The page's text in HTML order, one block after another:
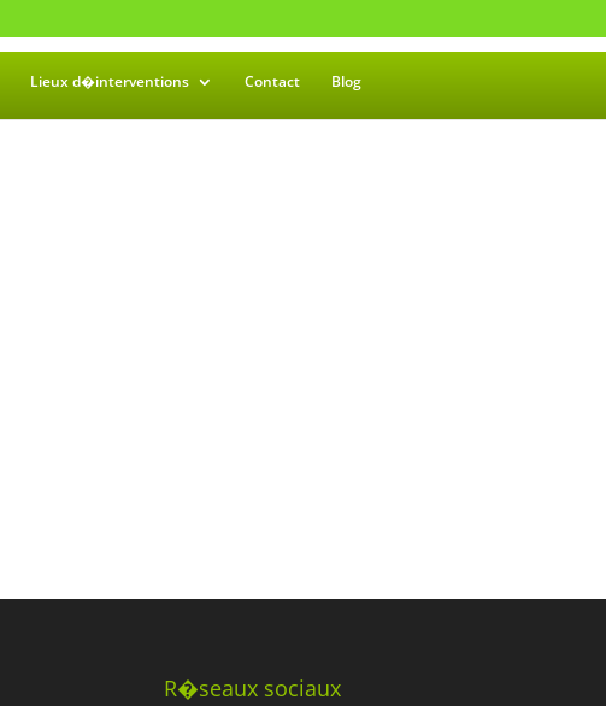
Lieux d�interventions Contact Blog
R�seaux sociaux